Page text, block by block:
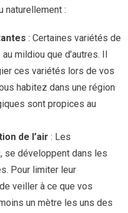
naturellement :
: Certaines variétés de
mildiou que d’autres. Il
ces variétés lors de vos
habitez dans une région
sont propices au
de l’air : Les
se développent dans les
Pour limiter leur
veiller à ce que vos
un mètre les uns des